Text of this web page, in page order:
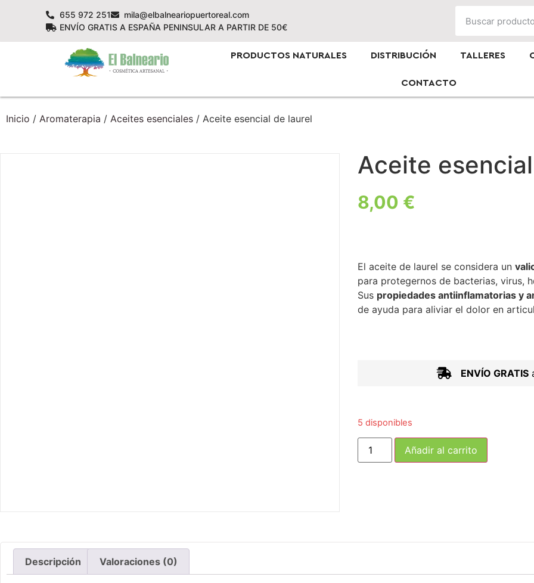
655 972 251
mila@elbalneariopuertoreal.com
ENVÍO GRATIS A ESPAÑA PENINSULAR A PARTIR DE 50€
PRODUCTOS NATURALES DISTRIBUCIÓN TALLERES
CONTACTO
Inicio / Aromaterapia / Aceites esenciales / Aceite esencial de laurel
Aceite
8,00 €
El aceite de laurel se considera un
para protegernos de bacterias, virus,
Sus propiedades antiinflamatorias y
de ayuda para aliviar el dolor en
ENVÍO GRATIS
5 disponibles
Añadir al carrito
Descripción Valoraciones (0)